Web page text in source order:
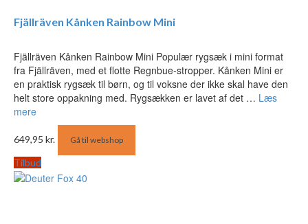
Fjällräven Kånken Rainbow Mini
Fjällräven Kånken Rainbow Mini Populær rygsæk i mini format
fra Fjällräven, med et flotte Regnbue-stropper. Kånken Mini er
en praktisk rygsæk til børn, og til voksne der ikke skal have den
helt store oppakning med. Rygsækken er lavet af det … Læs
mere
649,95 kr. Gå til webshop
Tilbud